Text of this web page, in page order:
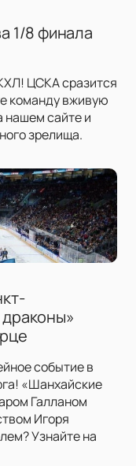
1/8 финала
ЦСКА сразится
команду вживую
нашем сайте и
зрелища.
событие в
«Шанхайские
Галланом
Игоря
Узнайте на